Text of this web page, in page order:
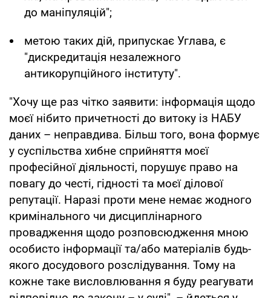
до маніпуляцій";
метою таких дій, припускає Углава, є
"дискредитація незалежного
антикорупційного інституту".
"Хочу ще раз чітко заявити: інформація щодо
моєї нібито причетності до витоку із НАБУ
даних – неправдива. Більш того, вона формує
у суспільства хибне сприйняття моєї
професійної діяльності, порушує право на
повагу до честі, гідності та моєї ділової
репутації. Наразі проти мене немає жодного
кримінального чи дисциплінарного
провадження щодо розповсюдження мною
особисто інформації та/або матеріалів будь-
якого досудового розслідування. Тому на
кожне таке висловлювання я буду реагувати